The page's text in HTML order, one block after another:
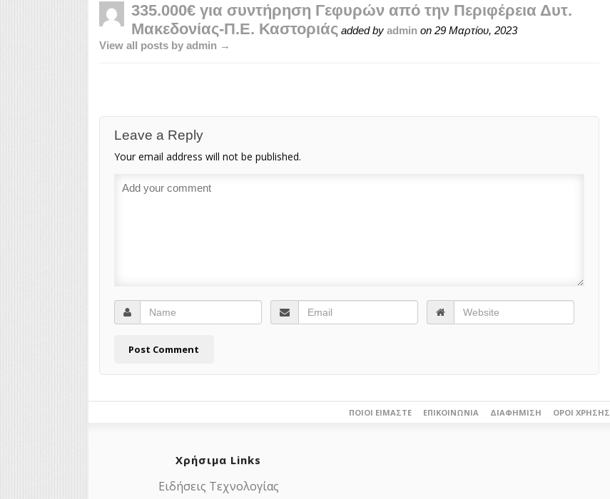
335.000€ για συντήρηση Γεφυρών από την Περιφέρεια Δυτ.
Μακεδονίας-Π.Ε. Καστοριάς added by adminon 29 Μαρτίου, 2023
View all posts by admin →
Leave a Reply
Your email address will not be published.
ΠΟΙΟΙ ΕΊΜΑΣΤΕ ΕΠΙΚΟΙΝΩΝΊΑ ΔΙΑΦΉΜΙΣΗ ΌΡΟΙ ΧΡΉΣΗΣ
Χρήσιμα Links
Ειδήσεις Τεχνολογίας